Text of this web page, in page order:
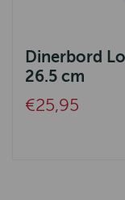
Dinerbord
26.5 cm
€25,95